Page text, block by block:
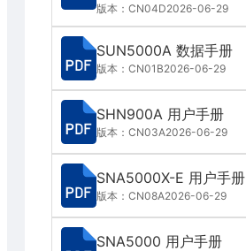
版本：CN04D2026-06-29
SUN5000A 数据手册
版本：CN01B2026-06-29
SHN900A 用户手册
版本：CN03A2026-06-29
SNA5000X-E 用户手册
版本：CN08A2026-06-29
SNA5000 用户手册